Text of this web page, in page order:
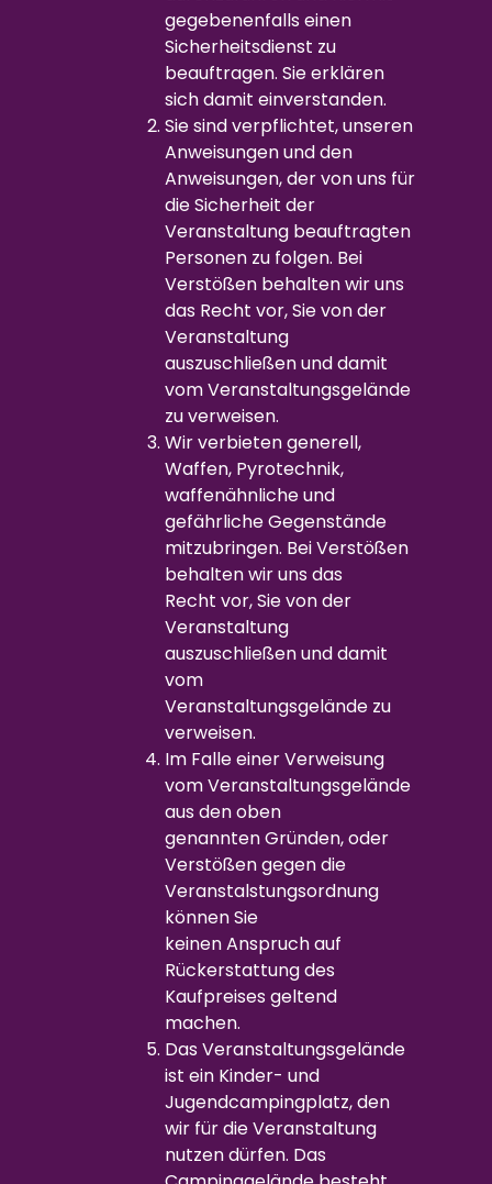
gegebenenfalls einen
Sicherheitsdienst zu
beauftragen. Sie erklären
sich damit einverstanden.
Sie sind verpflichtet, unseren
Anweisungen und den
Anweisungen, der von uns für
die Sicherheit der
Veranstaltung beauftragten
Personen zu folgen. Bei
Verstößen behalten wir uns
das Recht vor, Sie von der
Veranstaltung
auszuschließen und damit
vom Veranstaltungsgelände
zu verweisen.
Wir verbieten generell,
Waffen, Pyrotechnik,
waffenähnliche und
gefährliche Gegenstände
mitzubringen. Bei Verstößen
behalten wir uns das
Recht vor, Sie von der
Veranstaltung
auszuschließen und damit
vom
Veranstaltungsgelände zu
verweisen.
Im Falle einer Verweisung
vom Veranstaltungsgelände
aus den oben
genannten Gründen, oder
Verstößen gegen die
Veranstalstungsordnung
können Sie
keinen Anspruch auf
Rückerstattung des
Kaufpreises geltend
machen.
Das Veranstaltungsgelände
ist ein Kinder- und
Jugendcampingplatz, den
wir für die Veranstaltung
nutzen dürfen. Das